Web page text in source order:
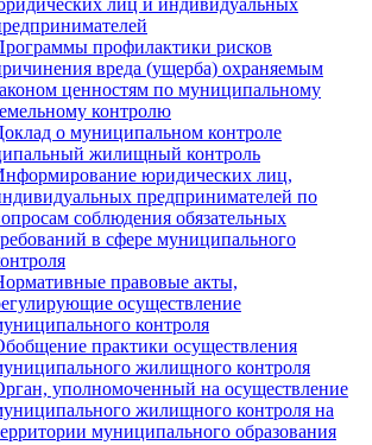
лиц и индивидуальных
профилактики рисков
вреда (ущерба) охраняемым
ценностям по муниципальному
контролю
о муниципальном контроле
жилищный контроль
юридических лиц,
предпринимателей по
соблюдения обязательных
в сфере муниципального
правовые акты,
осуществление
контроля
практики осуществления
жилищного контроля
уполномоченный на осуществление
жилищного контроля на
муниципального образования